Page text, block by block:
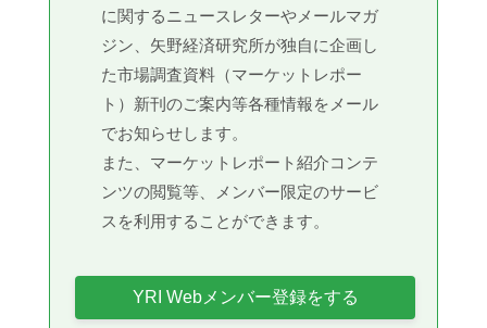
に関するニュースレターやメールマガ
ジン、矢野経済研究所が独自に企画し
た市場調査資料（マーケットレポー
ト）新刊のご案内等各種情報をメール
でお知らせします。
また、マーケットレポート紹介コンテ
ンツの閲覧等、メンバー限定のサービ
スを利用することができます。
YRI Webメンバー登録をする